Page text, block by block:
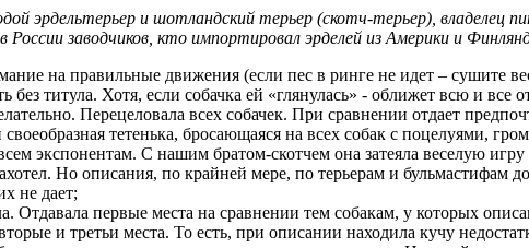
эрдельтерьер и шотландский терьер (скотч-терьер), владелец
России заводчиков, кто импортировал эрделей из Америки и
на правильные движения (если пес в ринге не идет – сушите
без титула. Хотя, если собачка ей «глянулась» - оближет всю и все
Перецеловала всех собачек. При сравнении отдает
тетенька, бросающаяся на всех собак с поцелуями,
экспонентам. С нашим братом-скотчем она затеяла веселую игру
Но описания, по крайней мере, по терьерам и бульмастифам
не дает;
Отдавала первые места на сравнении тем собакам, у которых
и третьи места. То есть, при описании находила кучу